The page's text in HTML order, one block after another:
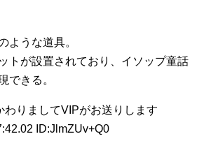
ような道具。
トが設置されており、イソップ童話
できる。
わりましてVIPがお送りします
ID:JlmZUv+Q0